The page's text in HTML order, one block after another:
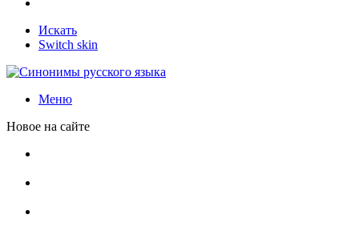
Искать
Switch skin
Меню
Новое на сайте